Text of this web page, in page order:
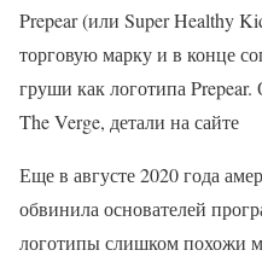
Prepear (или Super Healthy
торговую марку и в конце
груши как логотипа
The Verge, детали на сайте
Еще в августе 2020 года
обвинила основателей
логотипы слишком похожи